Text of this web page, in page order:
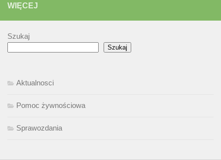
WIĘCEJ
Szukaj
Szukaj
Aktualnosci
Pomoc żywnościowa
Sprawozdania